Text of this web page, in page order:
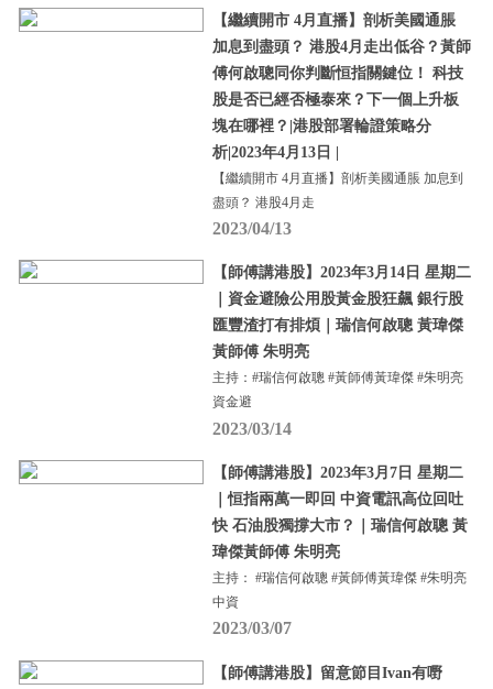
【繼續開市 4月直播】剖析美國通脹
加息到盡頭？ 港股4月走出低谷？黃師
傅何啟聰同你判斷恒指關鍵位！ 科技
股是否已經否極泰來？下一個上升板
塊在哪裡？|港股部署輪證策略分
析|2023年4月13日 |
【繼續開市 4月直播】剖析美國通脹 加息到
盡頭？ 港股4月走
2023/04/13
【師傅講港股】2023年3月14日 星期二
｜資金避險公用股黃金股狂飆 銀行股
匯豐渣打有排煩｜瑞信何啟聰 黃瑋傑
黃師傅 朱明亮
主持：#瑞信何啟聰 #黃師傅黃瑋傑 #朱明亮
資金避
2023/03/14
【師傅講港股】2023年3月7日 星期二
｜恒指兩萬一即回 中資電訊高位回吐
快 石油股獨撐大市？｜瑞信何啟聰 黃
瑋傑黃師傅 朱明亮
主持： #瑞信何啟聰 #黃師傅黃瑋傑 #朱明亮
中資
2023/03/07
【師傅講港股】留意節目Ivan有嘢